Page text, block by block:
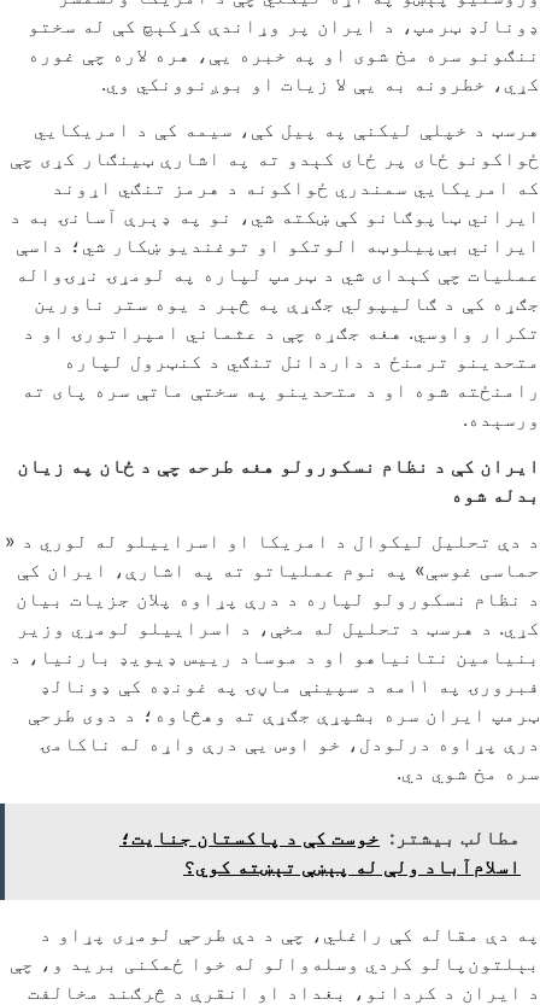
‌ډونالډ ټرمپ، د ایران پر وړاندې کړکېچ کې له سختو
ننګونو سره مخ شوی او په خبره یې، هره لاره چې غوره
کړي، خطرونه به یې لا زیات او بوږنوونکي وي.
هرسټ د خپلې لیکنې په پیل کې، سیمه کې د امریکایي
ځواکونو ځای پر ځای کېدو ته په اشارې ټینګار کړی چې
که امریکایي سمندري ځواکونه د هرمز تنګي اړوند
ایراني ټاپوګانو کې ښکته شي، نو په ډېرې آسانۍ به د
ایراني بې‌پیلوټه الوتکو او توغندیو ښکار شي؛ داسې
عملیات چې کېدای شي د ټرمپ لپاره په لومړۍ نړۍواله
جګړه کې د ګالیپولي جګړې په څېر د یوه ستر ناورین
تکرار واوسي. هغه جګړه چې د عثماني امپراتورۍ او د
متحدینو ترمنځ د داردانل تنګي د کنټرول لپاره
رامنځته شوه او د متحدینو په سختې ماتې سره پای ته
ورسېده.
ایران کې د نظام نسکورولو هغه طرحه چې د ځان په زیان
بدله شوه
د دې تحلیل لیکوال د امریکا او اسراییلو له لوري د «
حماسی غوسې» په نوم عملیاتو ته په اشارې، ایران کې
د نظام نسکورولو لپاره د درې پړاوه پلان جزیات بیان
کړي. د هرسټ د تحلیل له مخې، د اسراییلو لومړي وزیر
بنیامین نتانیاهو او د موساد رییس ډیویډ بارنیا، د
فبرورۍ په ۱۱مه د سپینې ماڼۍ په غونډه کې ډونالډ
ټرمپ ایران سره بشپړې جګړې ته وهڅاوه؛ د دوی طرحې
درې پړاوه درلودل، خو اوس یې درې واړه له ناکامۍ
سره مخ شوي دي.
مطالب بیشتر: خوست کې د پاکستان جنایت؛
اسلام‌آباد ولې له پېښې تېښته کوي؟
په دې مقاله کې راغلي، چې د دې طرحې لومړی پړاو د
بېلتون‌پالو کردي وسله‌والو له خوا ځمکنی برید و، چې
د ایران د کردانو، بغداد او انقرې د څرګند مخالفت